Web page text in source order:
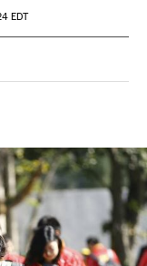
EDT